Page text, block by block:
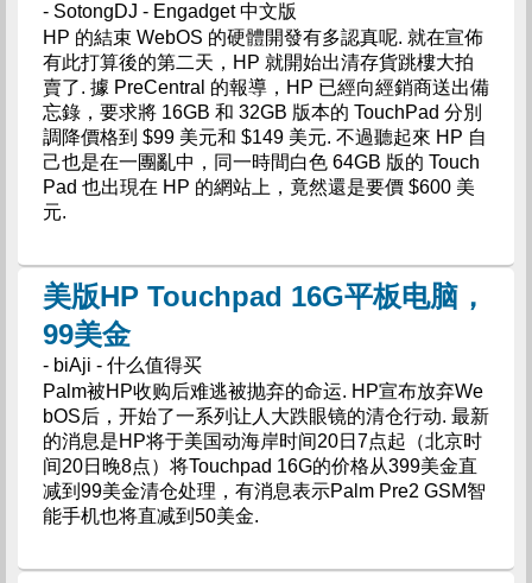
- SotongDJ - Engadget 中文版
HP 的結束 WebOS 的硬體開發有多認真呢. 就在宣佈
有此打算後的第二天，HP 就開始出清存貨跳樓大拍
賣了. 據 PreCentral 的報導，HP 已經向經銷商送出備
忘錄，要求將 16GB 和 32GB 版本的 TouchPad 分別
調降價格到 $99 美元和 $149 美元. 不過聽起來 HP 自
己也是在一團亂中，同一時間白色 64GB 版的 Touch
Pad 也出現在 HP 的網站上，竟然還是要價 $600 美
元.
美版HP Touchpad 16G平板电脑，
99美金
- biAji - 什么值得买
Palm被HP收购后难逃被抛弃的命运. HP宣布放弃We
bOS后，开始了一系列让人大跌眼镜的清仓行动. 最新
的消息是HP将于美国动海岸时间20日7点起（北京时
间20日晚8点）将Touchpad 16G的价格从399美金直
减到99美金清仓处理，有消息表示Palm Pre2 GSM智
能手机也将直减到50美金.